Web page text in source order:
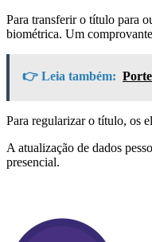
Para transferir o título para
biométrica. Um
👉 Leia também:
Para regularizar o título, os
A atualização de dados
presencial.